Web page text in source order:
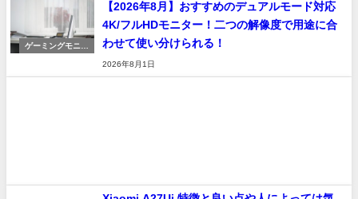
ゲーミングモニタ
【2026年8月】おすすめのデュアルモード対応
4K/フルHDモニター！二つの解像度で用途に合
わせて使い分けられる！
2026年8月1日